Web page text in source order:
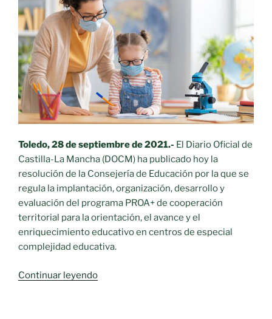
Toledo, 28 de septiembre de 2021.- El Diario Oficial de
Castilla-La Mancha (DOCM) ha publicado hoy la
resolución de la Consejería de Educación por la que se
regula la implantación, organización, desarrollo y
evaluación del programa PROA+ de cooperación
territorial para la orientación, el avance y el
enriquecimiento educativo en centros de especial
complejidad educativa.
Continuar leyendo«El